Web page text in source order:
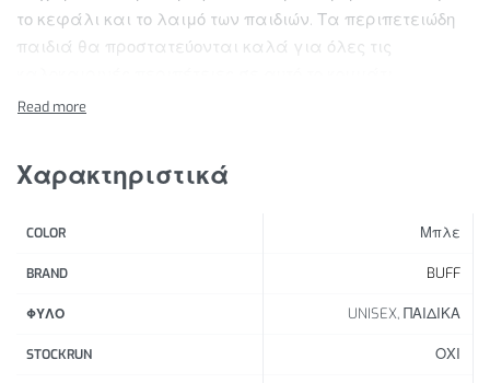
το κεφάλι και το λαιμό των παιδιών. Τα περιπετειώδη
παιδιά θα προστατεύονται καλά για όλες τις
εμπνευσμένο από τη Σαχάρα που στεγνώνει γρήγορα!
Υπέροχη αντηλιακή προστασία για τα παιδιά σας.
εφαρμογή.
Χαρακτηριστικά
COLOR Μπλε
BRAND BUFF
ΦΥΛΟ UNISEX, ΠΑΙΔΙΚΑ
STOCKRUN ΟΧΙ